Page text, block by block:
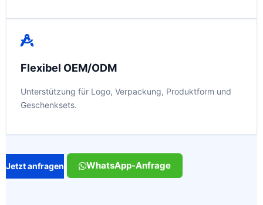
Flexibel OEM/ODM
Unterstützung für Logo, Verpackung, Produktform und
Geschenksets.
Jetzt anfragen WhatsApp-Anfrage